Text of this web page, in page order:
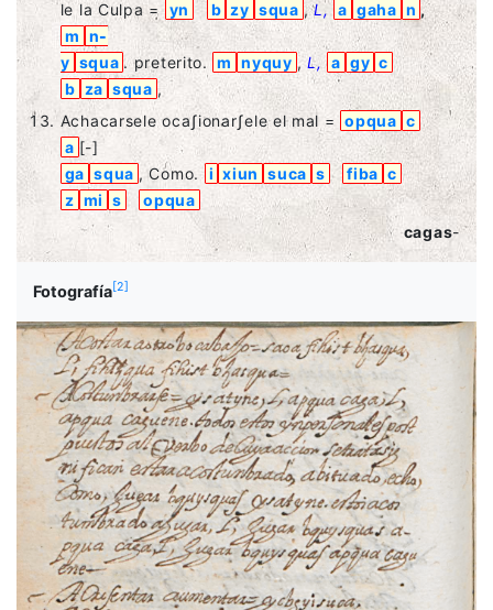
le la Culpa = yn b zy squa ,L, a gaha n ,
m n-
y squa . preterito. m nyquy ,L, a gy c
b za squa ,
Achacarsele ocaʃionarʃele el mal =
opqua c
a [-]
ga squa , Como. i xiun suca s fiba c
z mi s
opqua
cagas-
Fotografía 2